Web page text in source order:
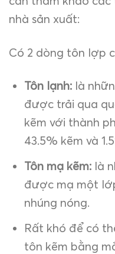
nhà sản xuất:
Có 2 dòng tôn lợp
Tôn lạnh:là
được trải qua
kẽm với thành
43.5% kẽm và
Tôn mạ kẽm:là
được mạ một
nhúng nóng.
Rất khó để có
tôn kẽm bằng